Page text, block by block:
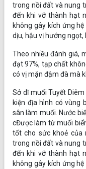
trong nồi đất và nung
đến khi vỡ thành hạt
không gây kích ứng
dịu, hậu vị hướng ngọt,
Theo nhiều đánh giá,
đạt 97%, tạp chất
có vị mặn đậm đà mà
Sở dĩ muối Tuyết
kiện địa hình có vùng
sân làm muối. Nước
cĐược làm từ muối
tốt cho sức khoẻ của
trong nồi đất và nung
đến khi vỡ thành hạt
không gây kích ứng